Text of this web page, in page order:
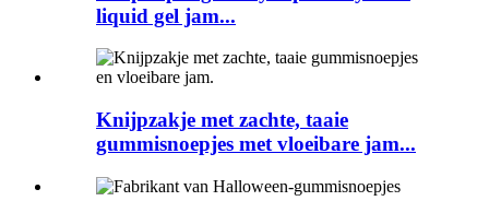
liquid gel jam...
Knijpzakje met zachte, taaie
gummisnoepjes met vloeibare jam...